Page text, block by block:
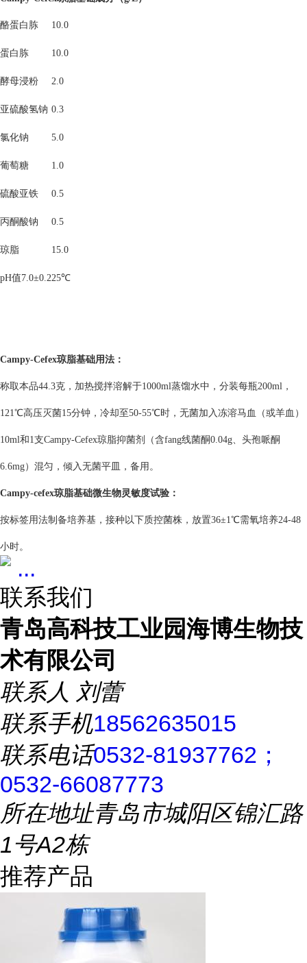
酪蛋白胨
蛋白胨
酵母浸粉
亚硫酸氢钠
氯化钠
葡萄糖
硫酸亚铁
丙酮酸钠
琼脂
pH值7.0±0.2
10.0
10.0
2.0
0.3
5.0
1.0
0.5
0.5
15.0
25℃
Campy-Cefex琼脂基础用法：
称取本品44.3克，加热搅拌溶解于1000ml蒸馏水中，分装每瓶200ml，
121℃高压灭菌15分钟，冷却至50-55℃时，无菌加入冻溶马血（或羊血）
10ml和1支Campy-Cefex琼脂抑菌剂（含fang线菌酮0.04g、头孢哌酮
6.6mg）混匀，倾入无菌平皿，备用。
Campy-cefex琼脂基础微生物灵敏度试验：
按标签用法制备培养基，接种以下质控菌株，放置36±1℃需氧培养24-48
小时。
...
联系我们
青岛高科技工业园海博生物技
术有限公司
联系人 刘蕾
联系手机18562635015
联系电话0532-81937762；
0532-66087773
所在地址青岛市城阳区锦汇路
1号A2栋
推荐产品